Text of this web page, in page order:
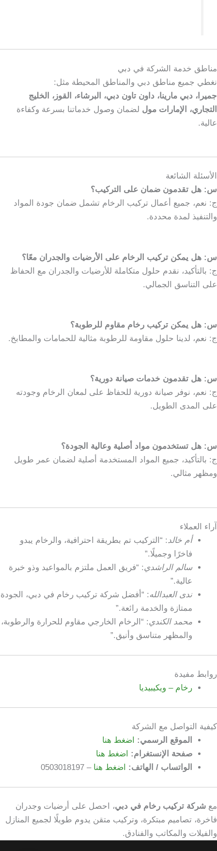
مناطق خدمة الشركة في دبي
نغطي جميع مناطق دبي والمناطق المحيطة مثل:
جميرا، دبي مارينا، داون تاون دبي، البرشاء، القوز، الخليج
التجاري، الإمارات مول لضمان وصول خدماتنا بسرعة وكفاءة
عالية.
الأسئلة الشائعة
س: هل تقدمون ضمان على التركيب؟
ج: نعم، جميع أعمال تركيب الرخام تشمل ضمان جودة المواد
والتنفيذ لمدة محددة.
س: هل يمكن تركيب الرخام على الأرضيات والجدران معًا؟
ج: بالتأكيد، نقدم حلول متكاملة للأرضيات والجدران مع الحفاظ
على التناسق الجمالي.
س: هل يمكن تركيب رخام مقاوم للرطوبة؟
ج: نعم، لدينا حلول مقاومة للرطوبة مثالية للحمامات والمطابخ.
س: هل تقدمون خدمات صيانة دورية؟
ج: نعم، نوفر صيانة دورية للحفاظ على لمعان الرخام وجودته
على المدى الطويل.
س: هل تستخدمون مواد أصلية وعالية الجودة؟
ج: بالتأكيد، جميع المواد المستخدمة أصلية لضمان عمر طويل
ومظهر مثالي.
آراء العملاء
أم خالد: “التركيب تم بطريقة احترافية، والرخام يبدو
فاخرًا وجميلًا.”
سالم الراشدي: “فريق العمل ملتزم بالمواعيد وذو خبرة
عالية.”
ندى العبدالله : “أفضل شركة تركيب رخام في دبي، الجودة
ممتازة والخدمة رائعة.”
محمد الكندي: “الرخام الخارجي مقاوم للحرارة والرطوبة،
والمظهر متناسق وأنيق.”
روابط مفيدة
رخام – ويكيبيديا
كيفية التواصل مع الشركة
الموقع الرسمي: اضغط هنا
صفحة الإنستغرام: اضغط هنا
الواتساب / الهاتف: اضغط هنا – 0503018197
مع شركة تركيب رخام في دبي، احصل على أرضيات وجدران
فاخرة، تصاميم مبتكرة، وتركيب متقن يدوم طويلًا لجميع المنازل
والفيلات والمكاتب والفنادق.